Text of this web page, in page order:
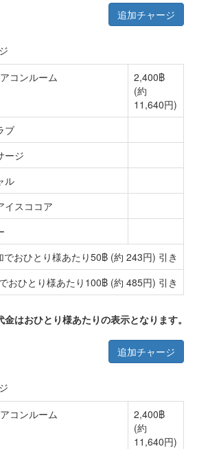
追加チャージ
コンルーム
2,400฿
(約
11,640円)
ブ
ージ
ル
イスココア
でおひとり様あたり50฿ (約 243円) 引き
おひとり様あたり100฿ (約 485円) 引き
金はおひとり様あたりの表示となります。
追加チャージ
コンルーム
2,400฿
(約
11,640円)